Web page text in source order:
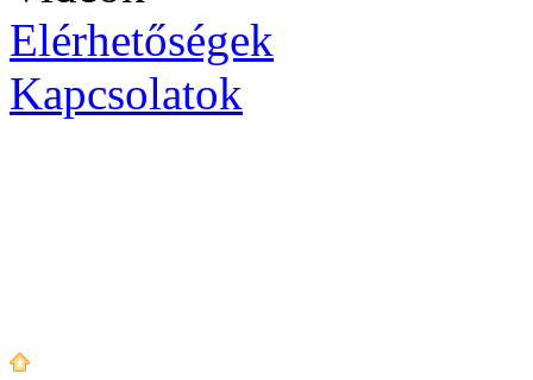
Elérhetőségek
Kapcsolatok